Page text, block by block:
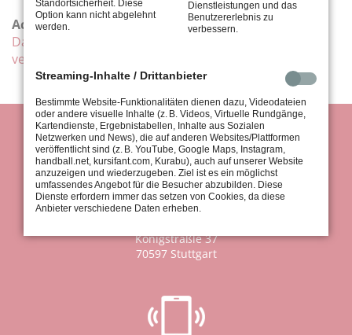
Achtung:
Das Kontaktformular kann nicht für Kündigungen
verwendet werden!
Königsträßle 37
70597 Stuttgart
Standortsicherheit. Diese
Option kann nicht abgelehnt
werden.
Dienstleistungen und das
Benutzererlebnis zu
verbessern.
Streaming-Inhalte / Drittanbieter
Bestimmte Website-Funktionalitäten dienen dazu, Videodateien
oder andere visuelle Inhalte (z. B. Videos, Virtuelle Rundgänge,
Kartendienste, Ergebnistabellen, Inhalte aus Sozialen
Netzwerken und News), die auf anderen Websites/Plattformen
veröffentlicht sind (z. B. YouTube, Google Maps, Instagram,
handball.net, kursifant.com, Kurabu), auch auf unserer Website
anzuzeigen und wiederzugeben. Ziel ist es ein möglichst
umfassendes Angebot für die Besucher abzubilden. Diese
Dienste erfordern immer das setzen von Cookies, da diese
Anbieter verschiedene Daten erheben.